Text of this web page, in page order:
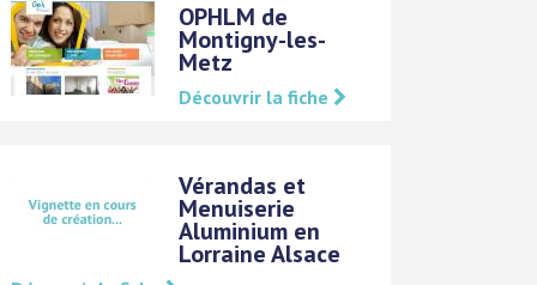
OPHLM de
Montigny-les-
Metz
Découvrir la fiche
Vérandas et
Menuiserie
Aluminium en
Lorraine Alsace